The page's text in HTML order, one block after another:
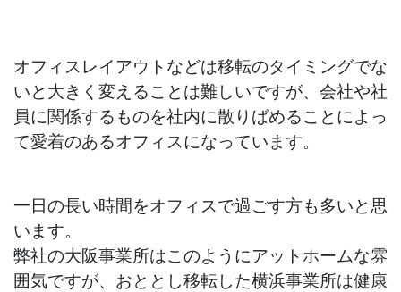
オフィスレイアウトなどは移転のタイミングでな
いと大きく変えることは難しいですが、会社や社
員に関係するものを社内に散りばめることによっ
て愛着のあるオフィスになっています。
一日の長い時間をオフィスで過ごす方も多いと思
います。
弊社の大阪事業所はこのようにアットホームな雰
囲気ですが、おととし移転した横浜事業所は健康